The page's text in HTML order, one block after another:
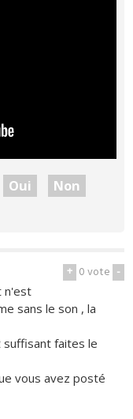
Oui Non
+ 0vote -
n'est
sans le son , la
suffisant faites le
vous avez posté